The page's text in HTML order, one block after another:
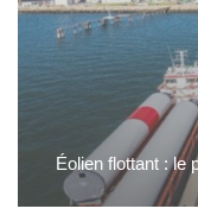
Éolien flottant : le